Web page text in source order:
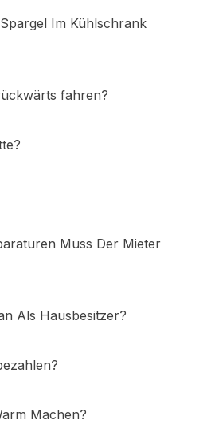
Im Kühlschrank
fahren?
Muss Der Mieter
Als Hausbesitzer?
Machen?